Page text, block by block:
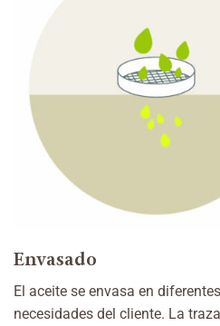
Envasado
El aceite se envasa en
necesidades del cliente. La